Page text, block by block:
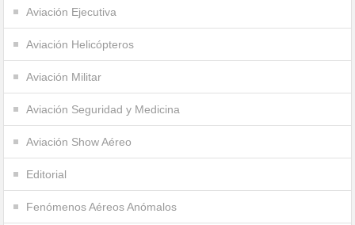
Aviación Ejecutiva
Aviación Helicópteros
Aviación Militar
Aviación Seguridad y Medicina
Aviación Show Aéreo
Editorial
Fenómenos Aéreos Anómalos